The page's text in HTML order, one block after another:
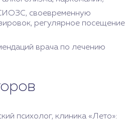
своевременную
регулярное посещение
врача по лечению
психолог, клиника «Лето»: